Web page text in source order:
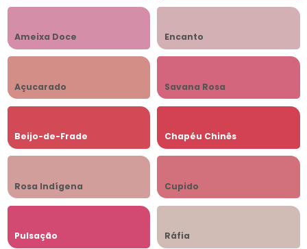
Ameixa Doce Encanto
Açucarado Savana Rosa
Beijo-de-Frade Chapéu Chinês
Rosa Indígena Cupido
Pulsação Ráfia